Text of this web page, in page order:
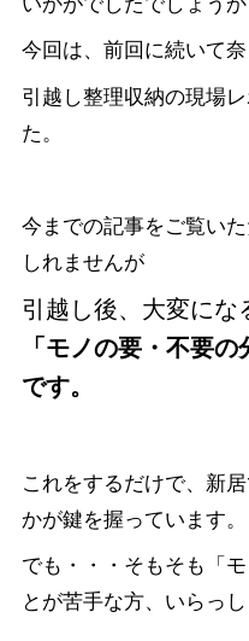
今回は、前回に続いて
引越し整理収納の現場
た。
今までの記事をご覧い
しれませんが
引越し後、大変にな
「モノの要・不要
です。
これをするだけで、新
かが鍵を握っています。
でも・・・そもそも「
とが苦手な方、いらっし